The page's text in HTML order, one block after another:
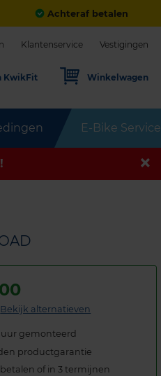
Achteraf betalen
E-Bike Service
Klantenservice Vestigingen
KwikFit Winkelwagen
Bekijk alternatieven
uur gemonteerd
productgarantie
of in 3 termijnen